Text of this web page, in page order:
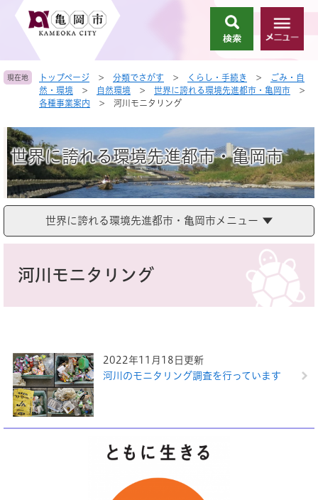
頭
。
飛
て
本
文
へ
索
メ
ニ
ー
現在地 トップページ > 分類でさがす > くらし・手続き >
ごみ・自
然・環境
> 自然環境 > 世界に誇れる環境先進都市・亀岡市
>
各種事業案内
> 河川モニタリング
世界に誇れる環境先進都市・亀岡市
世界に誇れる環境先進都市・亀岡市メニュー
河川モニタリング
2022年11月18日更新
河川のモニタリング調査を行っています